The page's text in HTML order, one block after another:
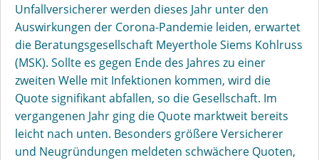
Unfallversicherer werden dieses Jahr unter den
Auswirkungen der Corona-Pandemie leiden, erwartet
die Beratungsgesellschaft Meyerthole Siems Kohlruss
(MSK). Sollte es gegen Ende des Jahres zu einer
zweiten Welle mit Infektionen kommen, wird die
Quote signifikant abfallen, so die Gesellschaft. Im
vergangenen Jahr ging die Quote marktweit bereits
leicht nach unten. Besonders größere Versicherer
und Neugründungen meldeten schwächere Quoten,